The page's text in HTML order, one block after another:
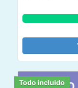
Todo incluido